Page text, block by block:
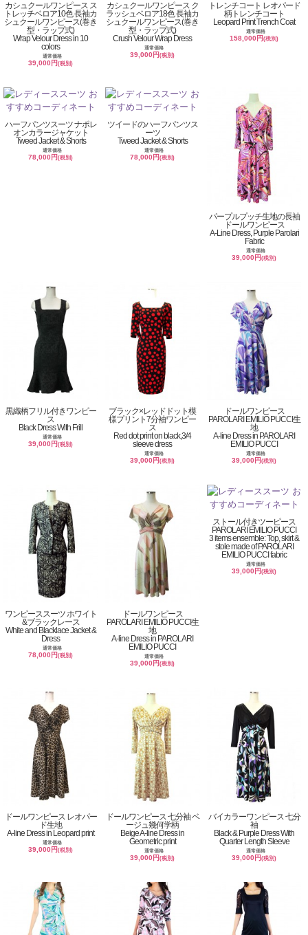
カシュクールワンピース ス
トレッチベロア10色 長袖カ
シュクールワンピース(巻き
型・ラップ式)
Wrap Velour Dress in 10
colors
通常価格
39,000円(税別)
カシュクールワンピース ク
ラッシュベロア18色 長袖カ
シュクールワンピース(巻き
型・ラップ式)
Crush Velour Wrap Dress
通常価格
39,000円(税別)
トレンチコート レオパード
柄トレンチコート
Leopard Print Trench Coat
通常価格
158,000円(税別)
ハーフパンツスーツ ナポレ
オンカラージャケット
Tweed Jacket & Shorts
通常価格
78,000円(税別)
ツイードのハーフパンツス
ーツ
Tweed Jacket & Shorts
通常価格
78,000円(税別)
パープルプッチ生地の長袖
ドールワンピース
A-Line Dress, Purple Parolari
Fabric
通常価格
39,000円(税別)
黒織柄フリル付きワンピー
ス
Black Dress With Frill
通常価格
39,000円(税別)
ブラック×レッドドット模
様プリント7分袖ワンピー
ス
Red dot print on black,3/4
sleeve dress
通常価格
39,000円(税別)
ドールワンピース
PAROLARI EMILIO PUCCI生
地
A-line Dress in PAROLARI
EMILIO PUCCI
通常価格
39,000円(税別)
ワンピーススーツ ホワイト
&ブラックレース
White and Blacklace Jacket &
Dress
通常価格
78,000円(税別)
ドールワンピース
PAROLARI EMILIO PUCCI生
地
A-line Dress in PAROLARI
EMILIO PUCCI
通常価格
39,000円(税別)
ストール付きツーピース
PAROLARI EMILIO PUCCI
3 items ensemble: Top, skirt &
stole made of PAROLARI
EMILIO PUCCI fabric
通常価格
39,000円(税別)
ドールワンピース レオパー
ド生地
A-line Dress in Leopard print
通常価格
39,000円(税別)
ドールワンピース 七分袖 ベ
ージュ幾何学柄
Beige A-line Dress in
Geometric print
通常価格
39,000円(税別)
バイカラーワンピース 七分
袖
Black & Purple Dress With
Quarter Length Sleeve
通常価格
39,000円(税別)